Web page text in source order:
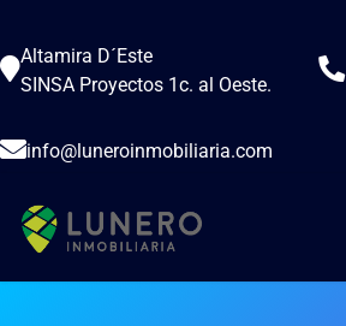
Altamira D´Este
SINSA Proyectos 1c. al Oeste.
info@luneroinmobiliaria.com